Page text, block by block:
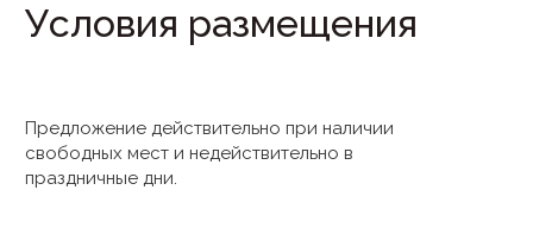
Условия размещения
Предложение действительно при наличии
свободных мест и недействительно в
праздничные дни.